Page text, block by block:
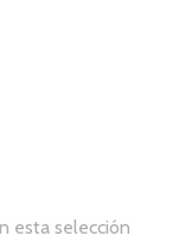
esta selección